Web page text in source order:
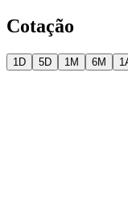
Cotação
1D 5D 1M 6M